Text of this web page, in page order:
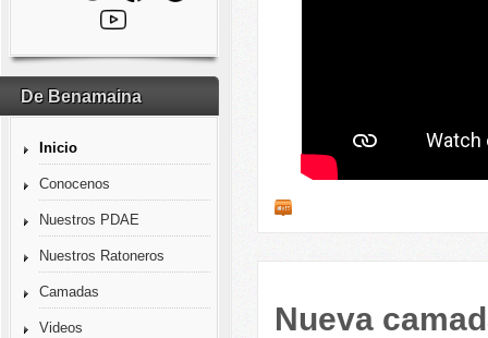
De Benamaina
Inicio
Conocenos
Nuestros PDAE
Nuestros Ratoneros
Camadas
Videos Nueva